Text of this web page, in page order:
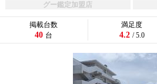
グー鑑定加盟店
掲載台数
40 台
満足度
4.2 / 5.0